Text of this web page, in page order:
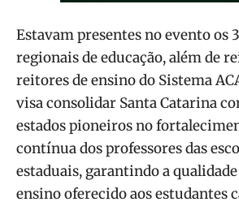
Estavam presentes no evento os
regionais de educação, além de
reitores de ensino do Sistema
visa consolidar Santa Catarina
estados pioneiros no
contínua dos professores das
estaduais, garantindo a
ensino oferecido aos estudantes